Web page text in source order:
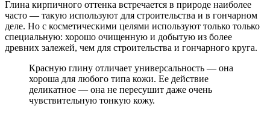
Глина кирпичного оттенка встречается в природе наиболее
часто — такую используют для строительства и в гончарном
деле. Но с косметическими целями используют только только
специальную: хорошо очищенную и добытую из более
древних залежей, чем для строительства и гончарного круга.
Красную глину отличает универсальность — она
хороша для любого типа кожи. Ее действие
деликатное — она не пересушит даже очень
чувствительную тонкую кожу.